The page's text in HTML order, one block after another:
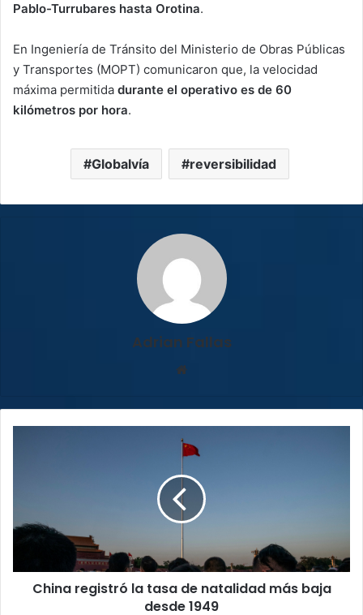
Pablo-Turrubares hasta Orotina.
En Ingeniería de Tránsito del Ministerio de Obras Públicas
y Transportes (MOPT) comunicaron que, la velocidad
máxima permitida durante el operativo es de 60
kilómetros por hora.
Globalvía reversibilidad
Adrian Fallas
más
desde
1949China registró la tasa de natalidad más baja
desde 1949